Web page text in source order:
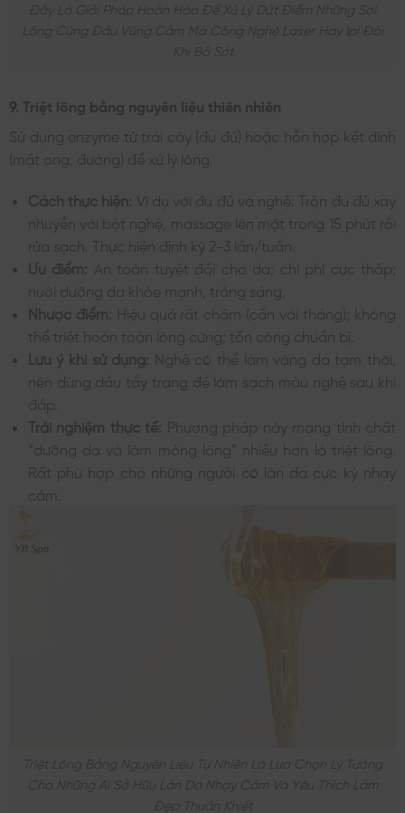
Đây Là Giải Pháp Hoàn Hảo Để Xử Lý Dứt Điểm Những Sợi
Lông Cứng Đầu Vùng Cằm Mà Công Nghệ Laser Hay Ipl Đôi
Khi Bỏ Sót
9. Triệt lông bằng nguyên liệu thiên nhiên
Sử dụng enzyme từ trái cây (đu đủ) hoặc hỗn hợp kết dính
(mật ong, đường) để xử lý lông.
Cách thực hiện: Ví dụ với đu đủ và nghệ: Trộn đu đủ xay
nhuyễn với bột nghệ, massage lên mặt trong 15 phút rồi
rửa sạch. Thực hiện định kỳ 2-3 lần/tuần.
Ưu điểm:
An toàn tuyệt đối cho da; chi phí cực thấp;
nuôi dưỡng da khỏe mạnh, trắng sáng.
Nhược điểm: Hiệu quả rất chậm (cần vài tháng); không
thể triệt hoàn toàn lông cứng; tốn công chuẩn bị.
Lưu ý khi sử dụng: Nghệ có thể làm vàng da tạm thời,
nên dùng dầu tẩy trang để làm sạch màu nghệ sau khi
đắp.
Trải nghiệm thực tế: Phương pháp này mang tính chất
“dưỡng da và làm mỏng lông” nhiều hơn là triệt lông.
Rất phù hợp cho những người có làn da cực kỳ nhạy
cảm.
Triệt Lông Bằng Nguyên Liệu Tự Nhiên Là Lựa Chọn Lý Tưởng
Cho Những Ai Sở Hữu Làn Da Nhạy Cảm Và Yêu Thích Làm